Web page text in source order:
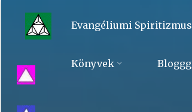
content
Evangéliumi
Evangéliumi Spiritizmus
Könyvek Bloggg